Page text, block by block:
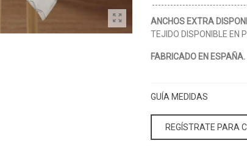
ANCHOS EXTRA
TEJIDO DISPONIBLE EN
FABRICADO EN ESPAÑA.
GUÍA MEDIDAS
REGÍSTRATE PARA